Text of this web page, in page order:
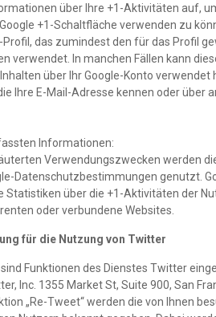
über Ihre +1-Aktivitäten auf,
+1-Schaltfläche verwenden zu
das zumindest den für das Profil
verwendet. In manchen Fällen kann
über Ihr Google-Konto
Ihre E-Mail-Adresse kennen oder über
Informationen:
Verwendungszwecken werden
Datenschutzbestimmungen genutzt.
über die +1-Aktivitäten der
oder verbundene Websites.
für die Nutzung von Twitter
Funktionen des Dienstes Twitter
Inc. 1355 Market St, Suite 900, San
„Re-Tweet“ werden die von Ihnen